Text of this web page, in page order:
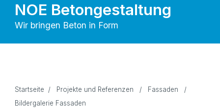
NOE Betongestaltung
Wir bringen Beton in Form
Startseite / Projekte und Referenzen / Fassaden
/
Bildergalerie Fassaden